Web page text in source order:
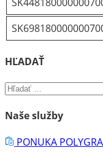
HĽADAŤ
Hľadať:
Naše služby
PONUKA